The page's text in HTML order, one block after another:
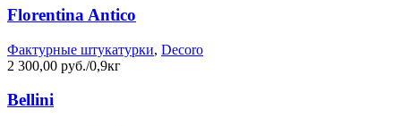
Florentina Antico
Фактурные штукатурки, Decoro
2 300,00 руб./0,9кг
Bellini